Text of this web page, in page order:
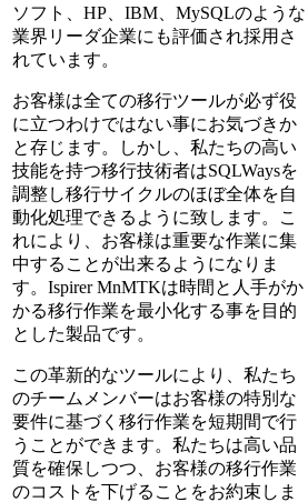
ソフト、HP、IBM、MySQLのような
業界リーダ企業にも評価され採用さ
れています。
お客様は全ての移行ツールが必ず役
に立つわけではない事にお気づきか
と存じます。しかし、私たちの高い
技能を持つ移行技術者はSQLWaysを
調整し移行サイクルのほぼ全体を自
動化処理できるように致します。こ
れにより、お客様は重要な作業に集
中することが出来るようになりま
す。Ispirer MnMTKは時間と人手がか
かる移行作業を最小化する事を目的
とした製品です。
この革新的なツールにより、私たち
のチームメンバーはお客様の特別な
要件に基づく移行作業を短期間で行
うことができます。私たちは高い品
質を確保しつつ、お客様の移行作業
のコストを下げることをお約束しま